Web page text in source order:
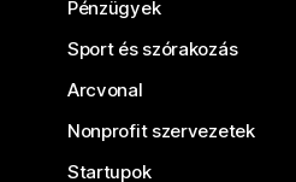
Pénzügyek
Sport és szórakozás
Arcvonal
Nonprofit szervezetek
Startupok